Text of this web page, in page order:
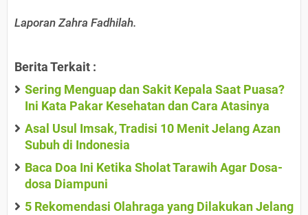
Laporan Zahra Fadhilah.
Berita Terkait :
Sering Menguap dan Sakit Kepala Saat Puasa?
Ini Kata Pakar Kesehatan dan Cara Atasinya
Asal Usul Imsak, Tradisi 10 Menit Jelang Azan
Subuh di Indonesia
Baca Doa Ini Ketika Sholat Tarawih Agar Dosa-
dosa Diampuni
5 Rekomendasi Olahraga yang Dilakukan Jelang